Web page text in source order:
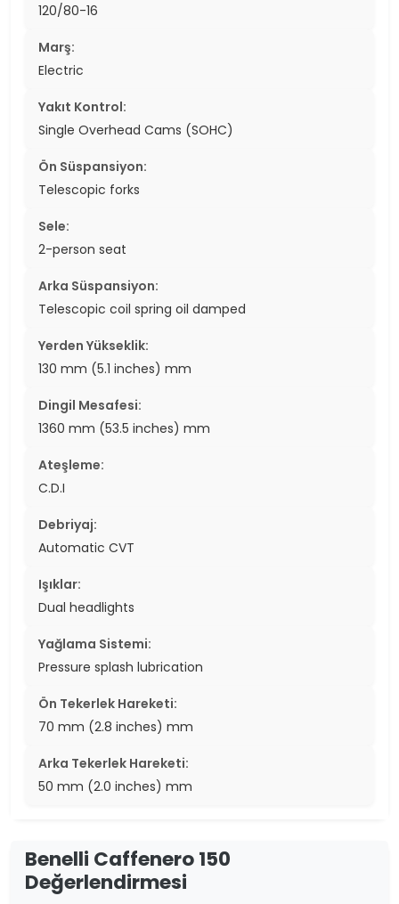
120/80-16
Marş:
Electric
Yakıt Kontrol:
Single Overhead Cams (SOHC)
Ön Süspansiyon:
Telescopic forks
Sele:
2-person seat
Arka Süspansiyon:
Telescopic coil spring oil damped
Yerden Yükseklik:
130 mm (5.1 inches) mm
Dingil Mesafesi:
1360 mm (53.5 inches) mm
Ateşleme:
C.D.I
Debriyaj:
Automatic CVT
Işıklar:
Dual headlights
Yağlama Sistemi:
Pressure splash lubrication
Ön Tekerlek Hareketi:
70 mm (2.8 inches) mm
Arka Tekerlek Hareketi:
50 mm (2.0 inches) mm
Benelli Caffenero 150
Değerlendirmesi